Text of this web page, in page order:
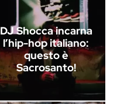
DJ Shocca incarna
l’hip-hop italiano:
questo è
Sacrosanto!